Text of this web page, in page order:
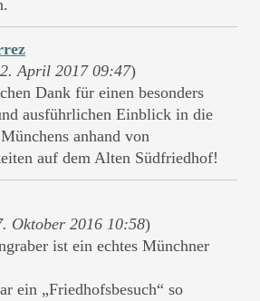
April 2017 09:47)
Dank für einen besonders
ausführlichen Einblick in die
anhand von
auf dem Alten Südfriedhof!
Oktober 2016 10:58)
ist ein echtes Münchner
ein „Friedhofsbesuch“ so